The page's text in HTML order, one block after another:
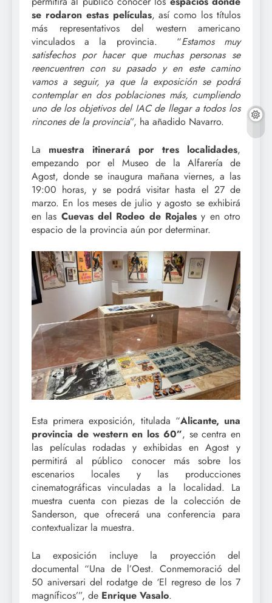
se rodaron estas películas, así como los títulos
más representativos del western americano
vinculados a la provincia. “Estamos muy
satisfechos por hacer que muchas personas se
reencuentren con su pasado y en este camino
vamos a seguir, ya que la exposición se podrá
contemplar en dos poblaciones más, cumpliendo
uno de los objetivos del IAC de llegar a todos los
rincones de la provincia”, ha añadido Navarro.
La muestra itinerará por tres localidades,
empezando por el Museo de la Alfarería de
Agost, donde se inaugura mañana viernes, a las
19:00 horas, y se podrá visitar hasta el 27 de
marzo. En los meses de julio y agosto se exhibirá
en las Cuevas del Rodeo de Rojales y en otro
espacio de la provincia aún por determinar.
Esta primera exposición, titulada “Alicante, una
provincia de western en los 60”, se centra en
las películas rodadas y exhibidas en Agost y
permitirá al público conocer más sobre los
escenarios locales y las producciones
cinematográficas vinculadas a la localidad. La
muestra cuenta con piezas de la colección de
Sanderson, que ofrecerá una conferencia para
contextualizar la muestra.
La exposición incluye la proyección del
documental “Una de l’Oest. Conmemoració del
50 aniversari del rodatge de ‘El regreso de los 7
magníficos’”, de Enrique Vasalo.